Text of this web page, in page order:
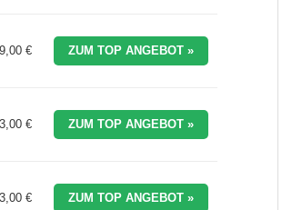
€ ZUM TOP ANGEBOT »
€ ZUM TOP ANGEBOT »
€ ZUM TOP ANGEBOT »